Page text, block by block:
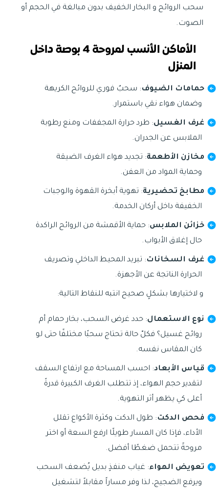
سحب الروائح و البخار الخفيف بدون مبالغة في الحجم أو
الصوت.
الأماكن الأنسب لمروحة 4 بوصة داخل
المنزل
حمامات الضيوف: سحبٌ فوري للروائح الكريهة
وضمان هواء نقي باستمرار.
غرف الغسيل: طرد حرارة المجففات ومنع رطوبة
الملابس عن الجدران.
مخازن الأطعمة: تجديد هواء الغرف الضيقة
وحماية المواد من العفن.
مطابخ تحضيرية: تهوية أبخرة القهوة والوجبات
الخفيفة داخل أركان الخدمة.
خزائن الملابس: حماية الأقمشة من الروائح الراكدة
حال إغلاق الأبواب.
غرف السخانات: تبريد المحيط الداخلي وتصريف
الحرارة الناتجة عن الأجهزة.
و لاختيارها بشكلٍ صحيح انتبه للنقاط التالية:
نوع الاستعمال: حدد غرض السحب، بخار حمام أم
روائح غسيل؟ فكلّ حالة تحتاج سحبًا مختلفًا حتى لو
كان المقاس نفسه.
قياس الأبعاد: احسب المساحة مع ارتفاع السقف
لتقدير حجم الهواء، إذ تتطلب الغرف الكبيرة قدرةً
أعلى كي يظهر أثر التهوية.
فحص الدكت: طول الدكت وكثرة الأكواع تقلل
الأداء، فإذا كان المسار طويلًا ارفع السعة أو اختر
مروحةً تتحمل ضغطًا أفضل.
تعويض الهواء: غياب منفذٍ بديل يُضعف السحب
ويرفع الضجيج، لذا وفر مساراً مقابلاً لتشغيل